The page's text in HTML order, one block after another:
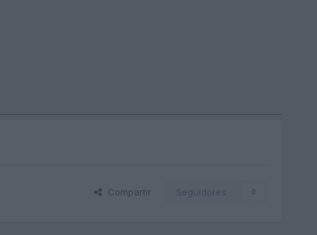
Compartir Seguidores 0